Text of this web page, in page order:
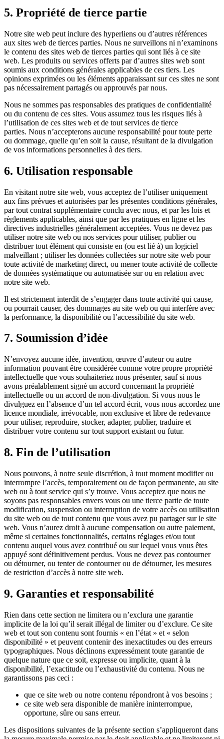
5. Propriété de tierce partie
Notre site web peut inclure des hyperliens ou d’autres références
aux sites web de tierces parties. Nous ne surveillons ni n’examinons
le contenu des sites web de tierces parties qui sont liés à ce site
web. Les produits ou services offerts par d’autres sites web sont
soumis aux conditions générales applicables de ces tiers. Les
opinions exprimées ou les éléments apparaissant sur ces sites ne sont
pas nécessairement partagés ou approuvés par nous.
Nous ne sommes pas responsables des pratiques de confidentialité
ou du contenu de ces sites. Vous assumez tous les risques liés à
l’utilisation de ces sites web et de tout services de tierce
parties. Nous n’accepterons aucune responsabilité pour toute perte
ou dommage, quelle qu’en soit la cause, résultant de la divulgation
de vos informations personnelles à des tiers.
6. Utilisation responsable
En visitant notre site web, vous acceptez de l’utiliser uniquement
aux fins prévues et autorisées par les présentes conditions générales,
par tout contrat supplémentaire conclu avec nous, et par les lois et
règlements applicables, ainsi que par les pratiques en ligne et les
directives industrielles généralement acceptées. Vous ne devez pas
utiliser notre site web ou nos services pour utiliser, publier ou
distribuer tout élément qui consiste en (ou est lié à) un logiciel
malveillant ; utiliser les données collectées sur notre site web pour
toute activité de marketing direct, ou mener toute activité de collecte
de données systématique ou automatisée sur ou en relation avec
notre site web.
Il est strictement interdit de s’engager dans toute activité qui cause,
ou pourrait causer, des dommages au site web ou qui interfère avec
la performance, la disponibilité ou l’accessibilité du site web.
7. Soumission d’idée
N’envoyez aucune idée, invention, œuvre d’auteur ou autre
information pouvant être considérée comme votre propre propriété
intellectuelle que vous souhaiteriez nous présenter, sauf si nous
avons préalablement signé un accord concernant la propriété
intellectuelle ou un accord de non-divulgation. Si vous nous le
divulguez en l’absence d’un tel accord écrit, vous nous accordez une
licence mondiale, irrévocable, non exclusive et libre de redevance
pour utiliser, reproduire, stocker, adapter, publier, traduire et
distribuer votre contenu sur tout support existant ou futur.
8. Fin de l’utilisation
Nous pouvons, à notre seule discrétion, à tout moment modifier ou
interrompre l’accès, temporairement ou de façon permanente, au site
web ou à tout service qui s’y trouve. Vous acceptez que nous ne
soyons pas responsables envers vous ou une tierce partie de toute
modification, suspension ou interruption de votre accès ou utilisation
du site web ou de tout contenu que vous avez pu partager sur le site
web. Vous n’aurez droit à aucune compensation ou autre paiement,
même si certaines fonctionnalités, certains réglages et/ou tout
contenu auquel vous avez contribué ou sur lequel vous vous êtes
appuyé sont définitivement perdus. Vous ne devez pas contourner
ou détourner, ou tenter de contourner ou de détourner, les mesures
de restriction d’accès à notre site web.
9. Garanties et responsabilité
Rien dans cette section ne limitera ou n’exclura une garantie
implicite de la loi qu’il serait illégal de limiter ou d’exclure. Ce site
web et tout son contenu sont fournis « en l’état » et « selon
disponibilité » et peuvent contenir des inexactitudes ou des erreurs
typographiques. Nous déclinons expressément toute garantie de
quelque nature que ce soit, expresse ou implicite, quant à la
disponibilité, l’exactitude ou l’exhaustivité du contenu. Nous ne
garantissons pas ceci :
que ce site web ou notre contenu répondront à vos besoins ;
ce site web sera disponible de manière ininterrompue,
opportune, sûre ou sans erreur.
Les dispositions suivantes de la présente section s’appliqueront dans